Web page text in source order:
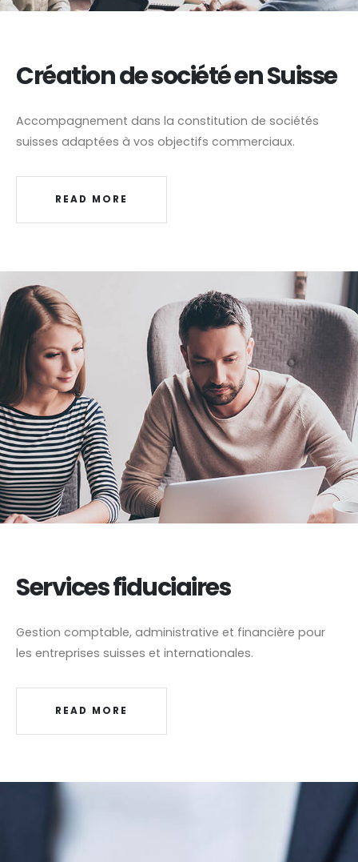
Création de société en Suisse
Accompagnement dans la constitution de sociétés
suisses adaptées à vos objectifs commerciaux.
READ MORE
Services fiduciaires
Gestion comptable, administrative et financière pour
les entreprises suisses et internationales.
READ MORE